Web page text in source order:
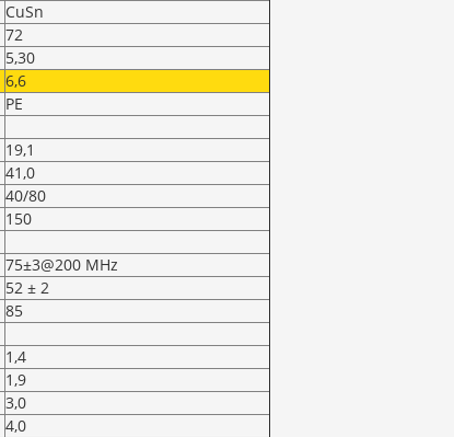
CuSn
72
5,30
6,6
PE
19,1
41,0
40/80
150
75±3@200 MHz
52 ± 2
85
1,4
1,9
3,0
4,0